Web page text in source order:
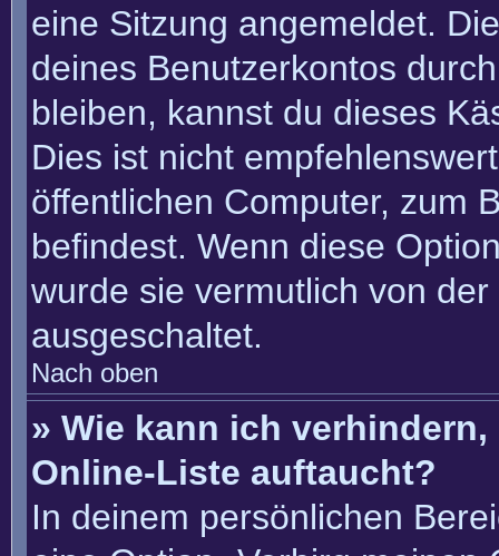
eine Sitzung angemeldet.
deines Benutzerkontos
bleiben, kannst du dieses
Dies ist nicht
öffentlichen Computer, zum
befindest. Wenn diese
wurde sie vermutlich von
ausgeschaltet.
Nach oben
» Wie kann ich
Online-Liste auftaucht?
In deinem persönlichen